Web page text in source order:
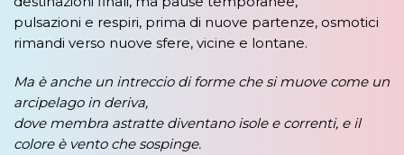
pulsazioni e respiri, prima di nuove partenze, osmotici
rimandi verso nuove sfere, vicine e lontane.
Ma è anche un intreccio di forme che si muove come un
arcipelago in deriva,
dove membra astratte diventano isole e correnti, e il
colore è vento che sospinge.